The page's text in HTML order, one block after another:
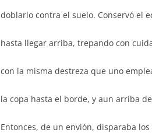
doblarlo contra el suelo. Conservó el
hasta llegar arriba, trepando con
con la misma destreza que uno
la copa hasta el borde, y aun arriba
Entonces, de un envión, disparaba los